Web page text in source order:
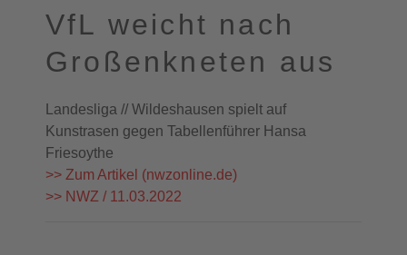
VfL weicht nach
Großenkneten aus
Landesliga // Wildeshausen spielt auf
Kunstrasen gegen Tabellenführer Hansa
Friesoythe
>> Zum Artikel (nwzonline.de)
>> NWZ / 11.03.2022